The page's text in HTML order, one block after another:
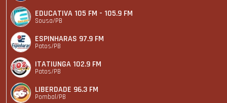
EDUCATIVA 105 FM - 105.9 FM
Sousa/PB
ESPINHARAS 97.9 FM
Patos/PB
ITATIUNGA 102.9 FM
Patos/PB
LIBERDADE 96.3 FM
Pombal/PB